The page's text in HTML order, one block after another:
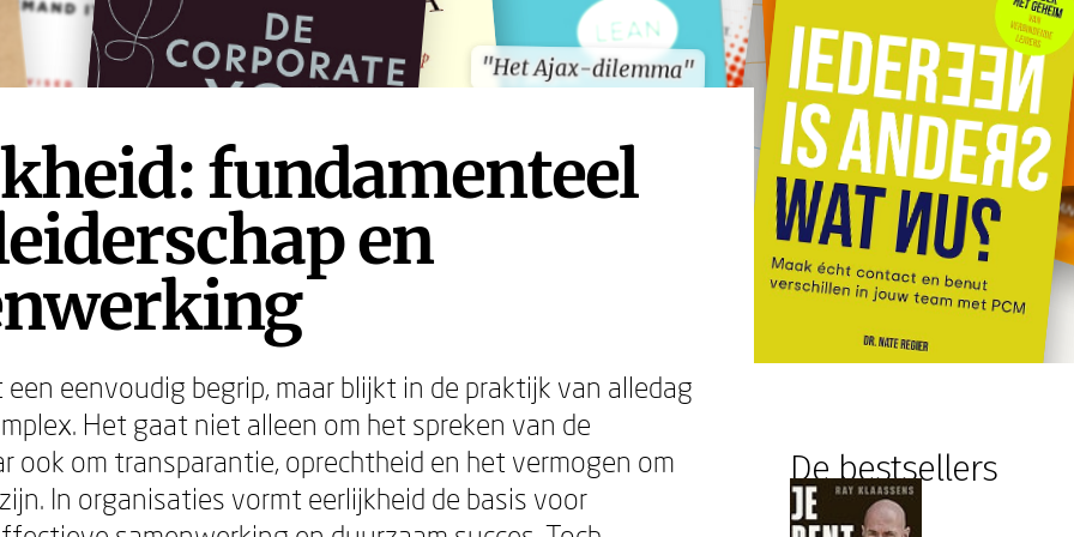
"Het Ajax-dilemma"
"Het Ajax-dilemma"
fundamenteel
en
een eenvoudig begrip, maar blijkt in de praktijk van alledag
Het gaat niet alleen om het spreken van de
ook om transparantie, oprechtheid en het vermogen om
In organisaties vormt eerlijkheid de basis voor
De bestsellers